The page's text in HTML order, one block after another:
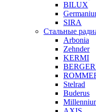
BILUX
SIRA
Стальные
Arbonia
Zehnder
KERMI
Stelrad
Buderus